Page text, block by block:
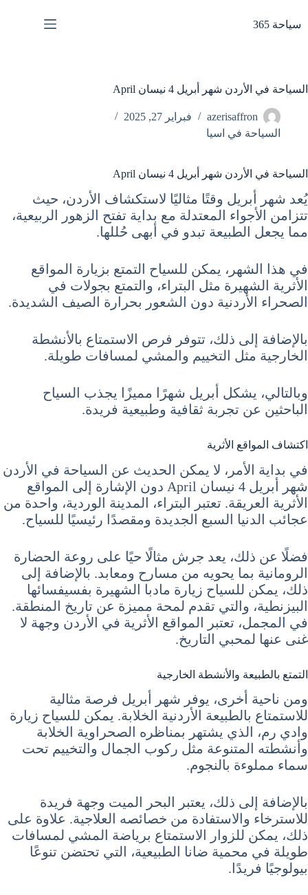
المحتوى
سياحة 365
السياحة في الأردن شهر أبريل 4 نيسان April
azerisaffron
فبراير 27, 2025
السياحة في اسيا
السياحة في الأردن شهر أبريل 4 نيسان April
يُعد شهر أبريل وقتًا مثاليًا لاستكشاف الأردن، حيث
تتزامن الأجواء المعتدلة مع بداية تفتح الزهور الربيعية،
مما يجعل الطبيعة تبدو في أبهى حُللها.
في هذا الشهر، يمكن للسياح التمتع بزيارة المواقع
الأثرية الشهيرة مثل البتراء، والتمتع بجولات في
الصحراء الأردنية دون الشعور بحرارة الصيف الشديدة.
بالإضافة إلى ذلك، تتوفر فرص الاستمتاع بالأنشطة
الخارجية مثل التخييم والمشي لمسافات طويلة.
وبالتالي، يشكل أبريل شهرًا مميزًا يجذب السياح
الباحثين عن تجربة ثقافية وطبيعية فريدة.
اكتشاف المواقع الأثرية
في بداية الأمر، لا يمكن الحديث عن السياحة في الأردن
شهر أبريل 4 نيسان April دون الإشارة إلى المواقع
الأثرية العريقة. تعتبر البتراء، المدينة الوردية، واحدة من
عجائب الدنيا السبع الجديدة ومقصدًا رئيسيًا للسياح.
فضلًا عن ذلك، يعد جرش مثالًا حيًا على روعة الحضارة
الرومانية بما يحويه من مسارح ومعابد. بالإضافة إلى
ذلك، يمكن للسياح زيارة مادبا الشهيرة بفسيفسائها
البيزنطية، والتي تقدم لمحة مميزة عن تاريخ المنطقة.
في المجمل، تعتبر المواقع الأثرية في الأردن وجهة لا
غنى عنها لمحبي التاريخ.
التمتع بالطبيعة والأنشطة الخارجية
ومن ناحية أخرى، يوفر شهر أبريل فرصة مثالية
للاستمتاع بالطبيعة الأردنية الخلابة. يمكن للسياح زيارة
وادي رم، الذي يشتهر بمناظره الصحراوية الخلابة
وأنشطته المتنوعة مثل ركوب الجمال والتخييم تحت
سماء مملوءة بالنجوم.
بالإضافة إلى ذلك، يعتبر البحر الميت وجهة فريدة
للاسترخاء والاستفادة من خصائصه العلاجية. علاوة على
ذلك، يمكن للزوار الاستمتاع برياضة المشي لمسافات
طويلة في محمية ضانا الطبيعية، التي تحتضن تنوعًا
بيولوجيًا فريدًا.